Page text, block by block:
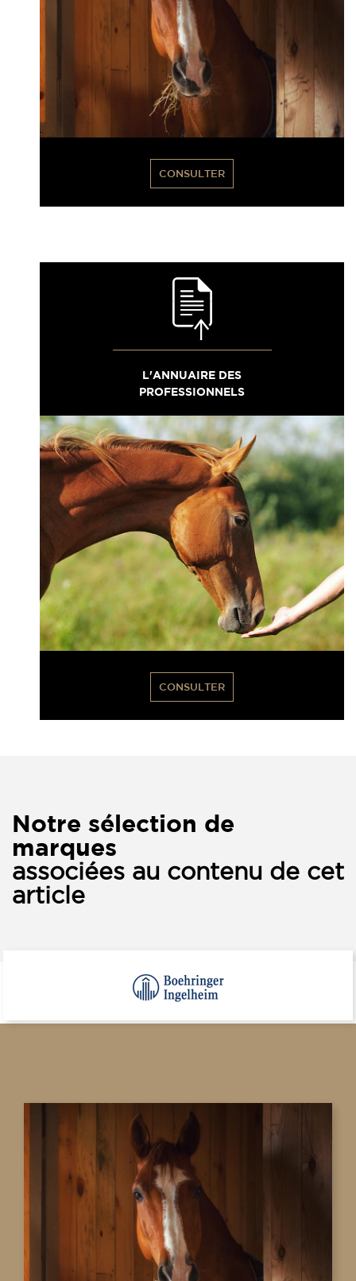
CONSULTER
L'ANNUAIRE DES
PROFESSIONNELS
CONSULTER
Notre sélection de
marques
associées au contenu de cet
article